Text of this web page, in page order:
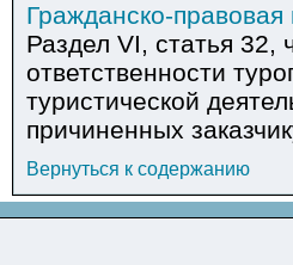
Гражданско-
Раздел VI, статья
ответственности
туристической
причиненных
Вернуться к содержанию